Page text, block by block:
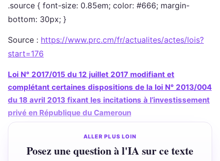
.source { font-size: 0.85em; color: #666; margin-
bottom: 30px; }
Source : https://www.prc.cm/fr/actualites/actes/lois?
start=176
Loi N° 2017/015 du 12 juillet 2017 modifiant et
complétant certaines dispositions de la loi N° 2013/004
du 18 avril 2013 fixant les incitations à l’investissement
privé en République du Cameroun
ALLER PLUS LOIN
Posez une question à l'IA sur ce texte